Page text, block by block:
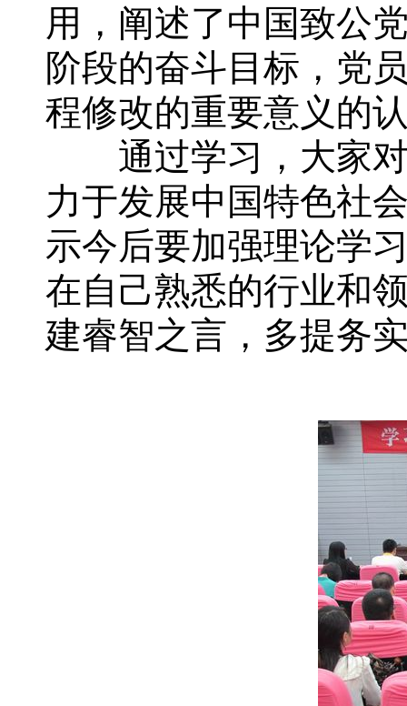
用，阐述了中国致公
阶段的奋斗目标，党
程修改的重要意义的
通过学习，大家对
力于发展中国特色社
示今后要加强理论学
在自己熟悉的行业和
建睿智之言，多提务